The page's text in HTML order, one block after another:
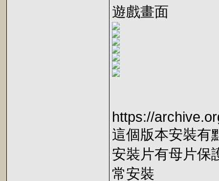
遊戲畫面
https://
這個版本安裝有
安裝片有母片保
常安裝